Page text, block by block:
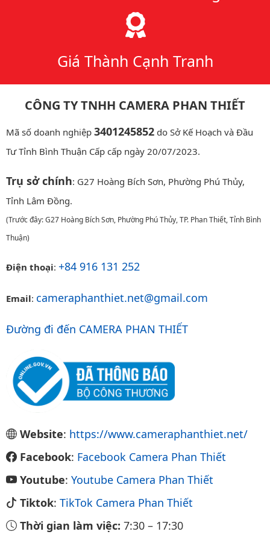
Giá Thành Cạnh Tranh
CÔNG TY TNHH CAMERA PHAN THIẾT
Mã số doanh nghiệp 3401245852 do Sở Kế Hoạch và Đầu
Tư Tỉnh Bình Thuận Cấp cấp ngày 20/07/2023.
Trụ sở chính: G27 Hoàng Bích Sơn, Phường Phú Thủy,
Tỉnh Lâm Đồng.
(Trước đây: G27 Hoàng Bích Sơn, Phường Phú Thủy, TP. Phan Thiết, Tỉnh Bình
Thuận)
Điện thoại: +84 916 131 252
Email: cameraphanthiet.net@gmail.com
Đường đi đến CAMERA PHAN THIẾT
Website: https://www.cameraphanthiet.net/
Facebook: Facebook Camera Phan Thiết
Youtube: Youtube Camera Phan Thiết
Tiktok: TikTok Camera Phan Thiết
Thời gian làm việc: 7:30 – 17:30